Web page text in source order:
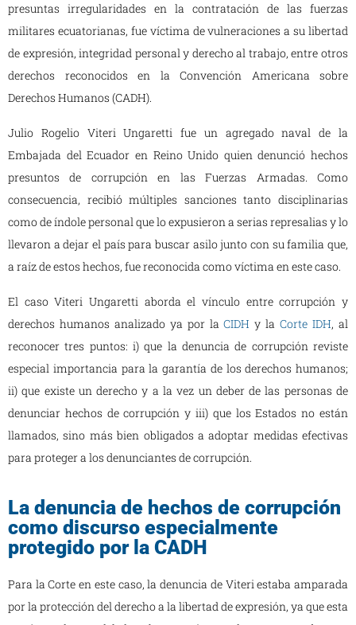
presuntas irregularidades en la contratación de las fuerzas
militares ecuatorianas, fue víctima de vulneraciones a su libertad
de expresión, integridad personal y derecho al trabajo, entre otros
derechos reconocidos en la Convención Americana sobre
Derechos Humanos (CADH).
Julio Rogelio Viteri Ungaretti fue un agregado naval de la
Embajada del Ecuador en Reino Unido quien denunció hechos
presuntos de corrupción en las Fuerzas Armadas. Como
consecuencia, recibió múltiples sanciones tanto disciplinarias
como de índole personal que lo expusieron a serias represalias y lo
llevaron a dejar el país para buscar asilo junto con su familia que,
a raíz de estos hechos, fue reconocida como víctima en este caso.
El caso Viteri Ungaretti aborda el vínculo entre corrupción y
derechos humanos analizado ya por la CIDH y la Corte IDH, al
reconocer tres puntos: i) que la denuncia de corrupción reviste
especial importancia para la garantía de los derechos humanos;
ii) que existe un derecho y a la vez un deber de las personas de
denunciar hechos de corrupción y iii) que los Estados no están
llamados, sino más bien obligados a adoptar medidas efectivas
para proteger a los denunciantes de corrupción.
La denuncia de hechos de corrupción
como discurso especialmente
protegido por la CADH
Para la Corte en este caso, la denuncia de Viteri estaba amparada
por la protección del derecho a la libertad de expresión, ya que esta